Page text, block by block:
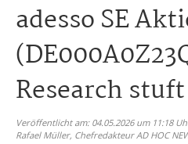
adesso SE
Research
Veröffentlicht am: 04.05.2026 um 11:18
Rafael Müller, Chefredakteur AD HOC